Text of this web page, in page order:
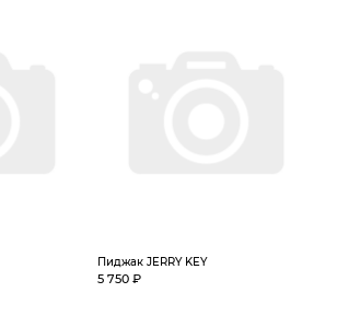
Пиджак JERRY KEY
5 750 ₽